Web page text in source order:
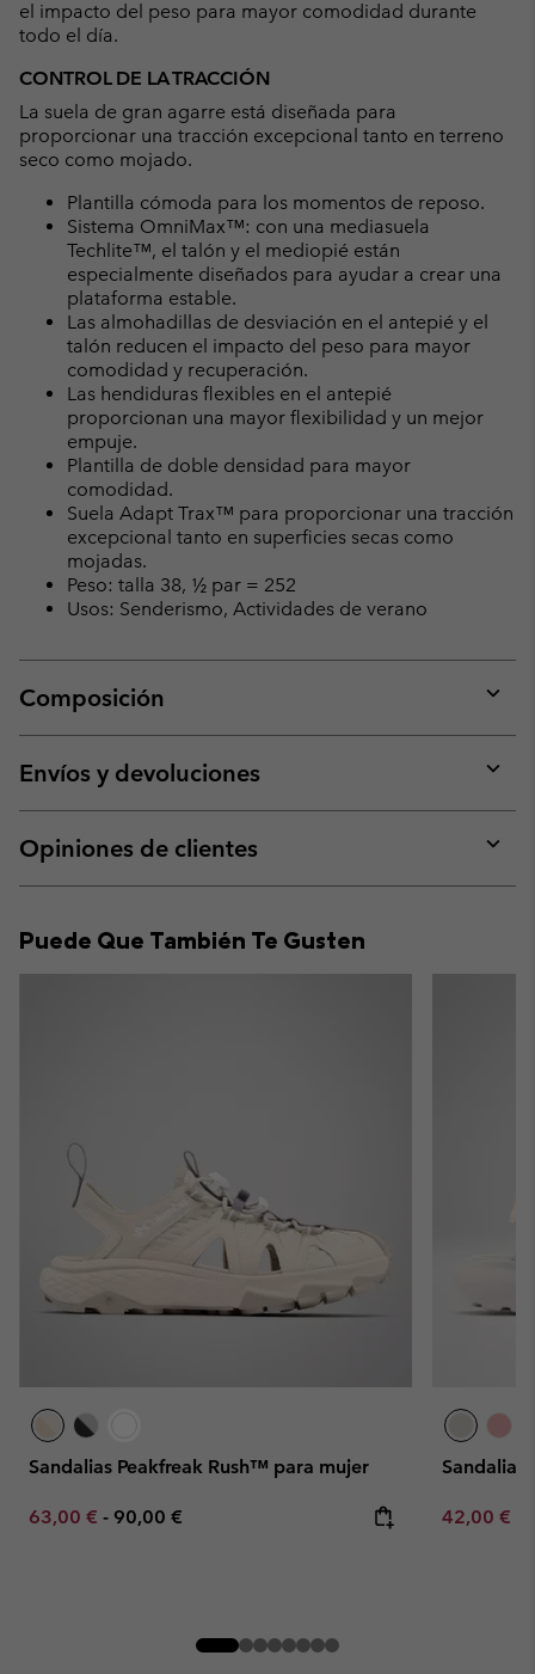
el impacto del peso para mayor comodidad durante
todo el día.
CONTROL DE LA TRACCIÓN
La suela de gran agarre está diseñada para
proporcionar una tracción excepcional tanto en terreno
seco como mojado.
Plantilla cómoda para los momentos de reposo.
Sistema OmniMax™: con una mediasuela
Techlite™, el talón y el mediopié están
especialmente diseñados para ayudar a crear una
plataforma estable.
Las almohadillas de desviación en el antepié y el
talón reducen el impacto del peso para mayor
comodidad y recuperación.
Las hendiduras flexibles en el antepié
proporcionan una mayor flexibilidad y un mejor
empuje.
Plantilla de doble densidad para mayor
comodidad.
Suela Adapt Trax™ para proporcionar una tracción
excepcional tanto en superficies secas como
mojadas.
Peso: talla 38, ½ par = 252
Usos: Senderismo, Actividades de verano
Composición
or
Envíos y devoluciones
or
Opiniones de clientes
or
Puede Que También Te Gusten
Sandalias Peakfreak Rush™ para mujer
Minimum sale price:
63,00 € - Maximum price:
90,00 €
Sandalias
Minimum
42,00 €